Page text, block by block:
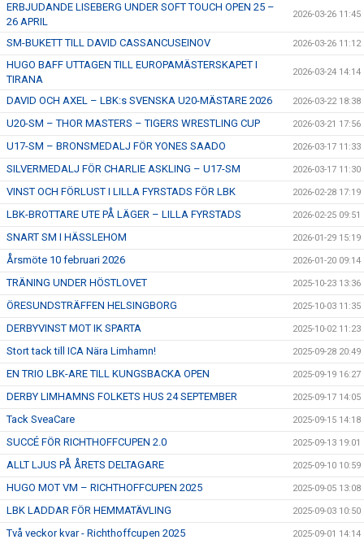
ERBJUDANDE LISEBERG UNDER SOFT TOUCH OPEN 25 –
26 APRIL
2026-03-26 11:45
SM-BUKETT TILL DAVID CASSANCUSEINOV 2026-03-26 11:12
HUGO BAFF UTTAGEN TILL EUROPAMÄSTERSKAPET I
TIRANA
2026-03-24 14:14
DAVID OCH AXEL – LBK:s SVENSKA U20-MÄSTARE 2026 2026-03-22 18:38
U20-SM – THOR MASTERS – TIGERS WRESTLING CUP 2026-03-21 17:56
U17-SM – BRONSMEDALJ FÖR YONES SAADO 2026-03-17 11:33
SILVERMEDALJ FÖR CHARLIE ASKLING – U17-SM 2026-03-17 11:30
VINST OCH FÖRLUST I LILLA FYRSTADS FÖR LBK 2026-02-28 17:19
LBK-BROTTARE UTE PÅ LÄGER – LILLA FYRSTADS 2026-02-25 09:51
SNART SM I HÄSSLEHOM 2026-01-29 15:19
Årsmöte 10 februari 2026 2026-01-20 09:14
TRÄNING UNDER HÖSTLOVET 2025-10-23 13:36
ÖRESUNDSTRÄFFEN HELSINGBORG 2025-10-03 11:35
DERBYVINST MOT IK SPARTA 2025-10-02 11:23
Stort tack till ICA Nära Limhamn! 2025-09-28 20:49
EN TRIO LBK-ARE TILL KUNGSBACKA OPEN 2025-09-19 16:27
DERBY LIMHAMNS FOLKETS HUS 24 SEPTEMBER 2025-09-17 14:05
Tack SveaCare 2025-09-15 14:18
SUCCÉ FÖR RICHTHOFFCUPEN 2.0 2025-09-13 19:01
ALLT LJUS PÅ ÅRETS DELTAGARE 2025-09-10 10:59
HUGO MOT VM – RICHTHOFFCUPEN 2025 2025-09-05 13:08
LBK LADDAR FÖR HEMMATÄVLING 2025-09-03 10:50
Två veckor kvar - Richthoffcupen 2025 2025-09-01 14:14